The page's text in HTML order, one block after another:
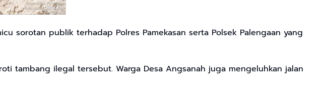
sorotan publik terhadap Polres Pamekasan serta Polsek Palengaan yang
tambang ilegal tersebut. Warga Desa Angsanah juga mengeluhkan jalan